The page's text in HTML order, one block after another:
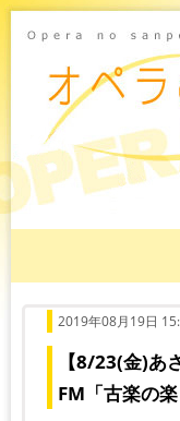
2019年08月19日
【8/23(金)あ
FM「古楽の